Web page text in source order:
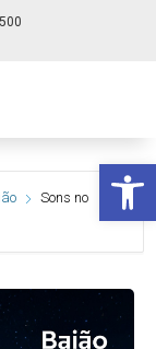
Sons no